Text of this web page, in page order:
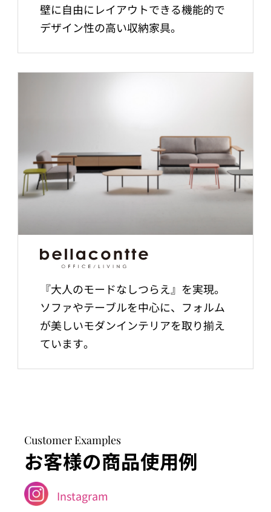
壁に自由にレイアウトできる機能的で
デザイン性の高い収納家具。
『大人のモードなしつらえ』を実現。
ソファやテーブルを中心に、フォルム
が美しいモダンインテリアを取り揃え
ています。
Customer Examples
お客様の商品使用例
Instagram